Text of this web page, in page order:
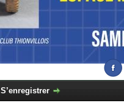
S’enregistrer